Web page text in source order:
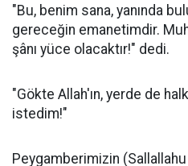
"Bu, benim sana, yanında
gereceğin emanetimdir.
şânı yüce olacaktır!" dedi.
"Gökte Allah'ın, yerde de
istedim!"
Peygamberimizin